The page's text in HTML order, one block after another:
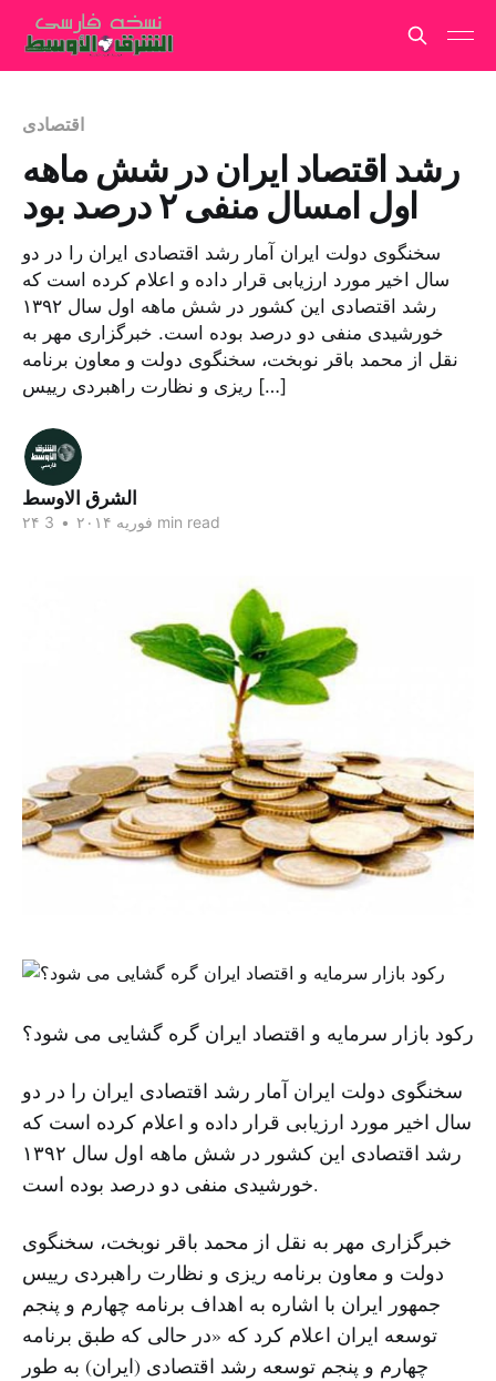
اقتصادی
رشد اقتصاد ایران در شش ماهه
اول امسال منفی ۲ درصد بود
سخنگوی دولت ایران آمار رشد اقتصادی ایران را در دو
سال اخیر مورد ارزیابی قرار داده و اعلام کرده است که
رشد اقتصادی این کشور در شش ماهه اول سال ۱۳۹۲
خورشیدی منفی دو درصد بوده است. خبرگزاری مهر به
نقل از محمد باقر نوبخت، سخنگوی دولت و معاون برنامه
ریزی و نظارت راهبردی رییس […]
الشرق الاوسط
۲۴ فوریه ۲۰۱۴ • 3 min read
رکود بازار سرمایه و اقتصاد ایران گره گشایی می شود؟
سخنگوی دولت ایران آمار رشد اقتصادی ایران را در دو
سال اخیر مورد ارزیابی قرار داده و اعلام کرده است که
رشد اقتصادی این کشور در شش ماهه اول سال ۱۳۹۲
خورشیدی منفی دو درصد بوده است.
خبرگزاری مهر به نقل از محمد باقر نوبخت، سخنگوی
دولت و معاون برنامه ریزی و نظارت راهبردی رییس
جمهور ایران با اشاره به اهداف برنامه چهارم و پنجم
توسعه ایران اعلام کرد که «در حالی که طبق برنامه
چهارم و پنجم توسعه رشد اقتصادی (ایران) به طور